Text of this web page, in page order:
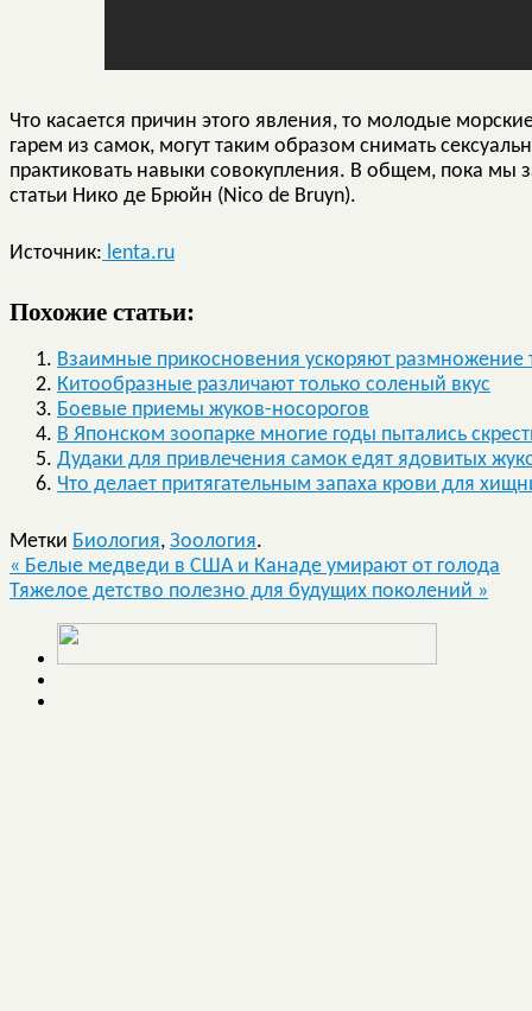
Что касается причин этого явления, то молодые
гарем из самок, могут таким образом снимать
практиковать навыки совокупления. В общем, пока мы
статьи Нико де Брюйн (Nico de Bruyn).
Источник: lenta.ru
Похожие статьи:
Взаимные прикосновения ускоряют размножение
Китообразные различают только соленый вкус
Боевые приемы жуков-носорогов
В Японском зоопарке многие годы пытались
Дудаки для привлечения самок едят ядовитых
Что делает притягательным запаха крови для
Метки Биология, Зоология.
« Белые медведи в США и Канаде умирают от голода
Тяжелое детство полезно для будущих поколений »